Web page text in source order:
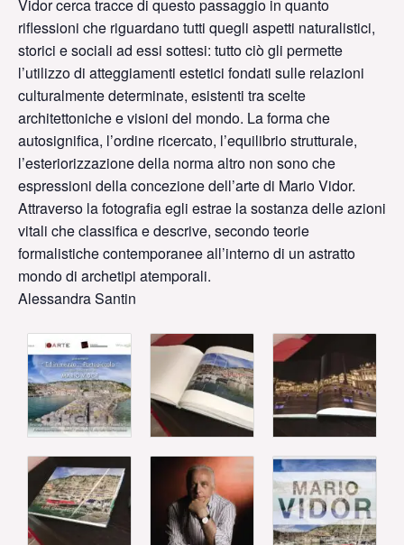
Vidor cerca tracce di questo passaggio in quanto
riflessioni che riguardano tutti quegli aspetti naturalistici,
storici e sociali ad essi sottesi: tutto ciò gli permette
l’utilizzo di atteggiamenti estetici fondati sulle relazioni
culturalmente determinate, esistenti tra scelte
architettoniche e visioni del mondo. La forma che
autosignifica, l’ordine ricercato, l’equilibrio strutturale,
l’esteriorizzazione della norma altro non sono che
espressioni della concezione dell’arte di Mario Vidor.
Attraverso la fotografia egli estrae la sostanza delle azioni
vitali che classifica e descrive, secondo teorie
formalistiche contemporanee all’interno di un astratto
mondo di archetipi atemporali.
Alessandra Santin